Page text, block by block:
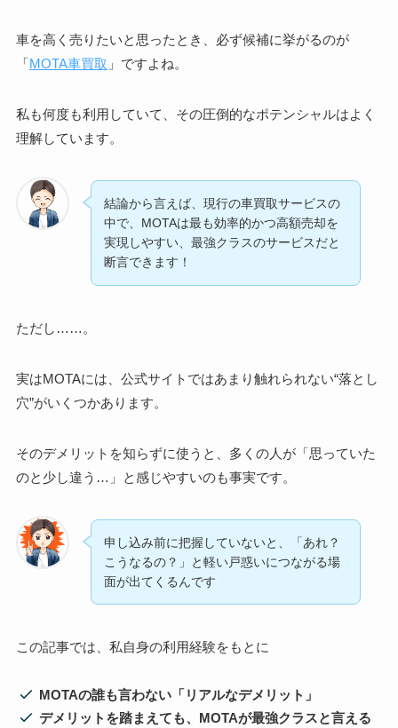
車を高く売りたいと思ったとき、必ず候補に挙がるのが
「MOTA車買取 」ですよね。
私も何度も利用していて、その圧倒的なポテンシャルはよく
理解しています。
結論から言えば、現行の車買取サービスの
中で、MOTAは最も効率的かつ高額売却を
実現しやすい、最強クラスのサービスだと
断言できます！
ただし……。
実はMOTAには、公式サイトではあまり触れられない“落とし
穴”がいくつかあります。
そのデメリットを知らずに使うと、多くの人が「思っていた
のと少し違う…」と感じやすいのも事実です。
申し込み前に把握していないと、「あれ？
こうなるの？」と軽い戸惑いにつながる場
面が出てくるんです
この記事では、私自身の利用経験をもとに
MOTAの誰も言わない「リアルなデメリット」
デメリットを踏まえても、MOTAが最強クラスと言える